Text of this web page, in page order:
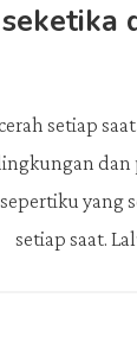
setiap
setiap saat.